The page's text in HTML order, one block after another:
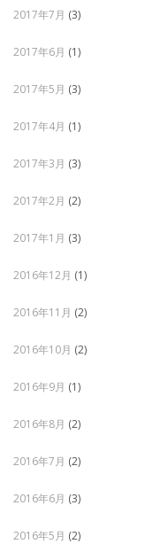
2017年7月 (3)
2017年6月 (1)
2017年5月 (3)
2017年4月 (1)
2017年3月 (3)
2017年2月 (2)
2017年1月 (3)
2016年12月 (1)
2016年11月 (2)
2016年10月 (2)
2016年9月 (1)
2016年8月 (2)
2016年7月 (2)
2016年6月 (3)
2016年5月 (2)